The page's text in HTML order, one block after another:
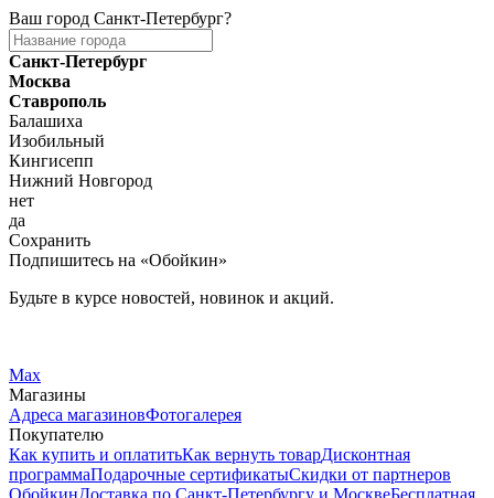
Ваш город Санкт-Петербург?
Санкт-Петербург
Москва
Ставрополь
Балашиха
Изобильный
Кингисепп
Нижний Новгород
нет
да
Сохранить
Подпишитесь на «Обойкин»
Будьте в курсе новостей, новинок и акций.
Max
Магазины
Адреса магазиновФотогалерея
Покупателю
Как купить и оплатитьКак вернуть товарДисконтная
программаПодарочные сертификатыСкидки от партнеров
ОбойкинДоставка по Санкт-Петербургу и МосквеБесплатная